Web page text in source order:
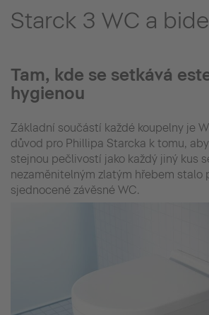
Starck 3 WC a
Tam, kde se setkává
hygienou
Základní součástí každé koupelny je
důvod pro Phillipa Starcka k tomu,
stejnou pečlivostí jako každý jiný kus
nezaměnitelným zlatým hřebem stalo
sjednocené závěsné WC.